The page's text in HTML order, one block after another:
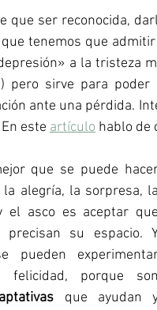
que ser reconocida,
tenemos que
a la tristeza
pero sirve para
ante una pérdida.
este artículo hablo de
que se puede
alegría, la sorpresa, la
el asco es aceptar que
su espacio.
pueden
que ayudan